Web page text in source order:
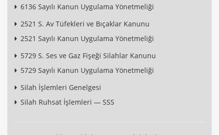
6136 Sayılı Kanun Uygulama Yönetmeliği
2521 S. Av Tüfekleri ve Bıçaklar Kanunu
2521 Sayılı Kanun Uygulama Yönetmeliği
5729 S. Ses ve Gaz Fişeği Silahlar Kanunu
5729 Sayılı Kanun Uygulama Yönetmeliği
Silah İşlemleri Genelgesi
Silah Ruhsat İşlemleri — SSS